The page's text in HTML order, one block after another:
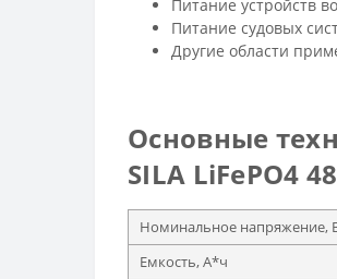
Питание устройств
Питание судовых
Другие области
Основные
SILA LiFePO4
Номинальное напряжение,
Емкость, А*ч